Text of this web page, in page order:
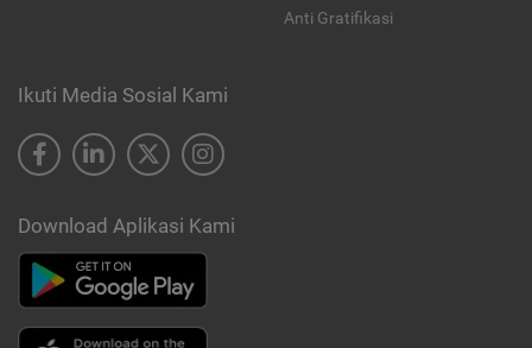
Anti Gratifikasi
Ikuti Media Sosial Kami
Download Aplikasi Kami